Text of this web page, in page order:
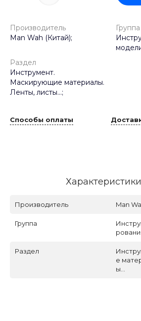
Производитель
Man Wah (Китай);
Группа
Раздел
Инструмент.
Маскирующие материалы.
Ленты, листы...;
Способы оплаты
Характеристики
Производитель Man
Группа
Раздел
е
ы...